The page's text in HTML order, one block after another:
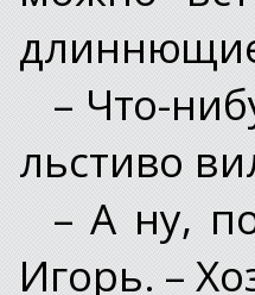
– Что-
льстиво
– А ну,
Игорь. –